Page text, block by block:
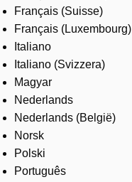
Français (Suisse)
Français (Luxembourg)
Italiano
Italiano (Svizzera)
Magyar
Nederlands
Nederlands (België)
Norsk
Polski
Português